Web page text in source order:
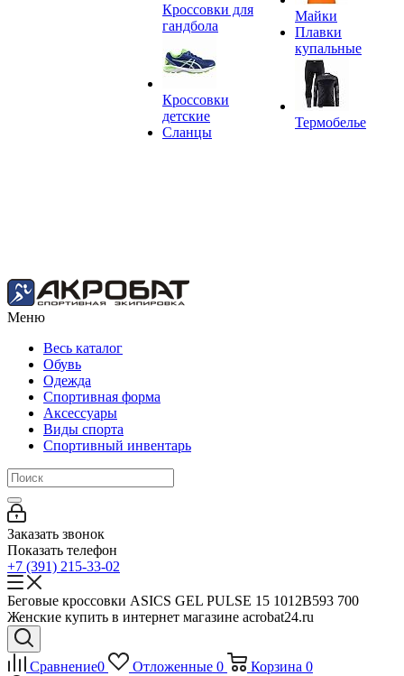
Кроссовки для
гандбола
Кроссовки
детские
Сланцы
Майки
Плавки
купальные
Термобелье
Меню
Весь каталог
Обувь
Одежда
Спортивная форма
Аксессуары
Виды спорта
Спортивный инвентарь
Заказать звонок
Показать телефон
+7 (391) 215-33-02
Беговые кроссовки ASICS GEL PULSE 15 1012B593 700
Женские купить в интернет магазине acrobat24.ru
Сравнение0 Отложенные 0 Корзина 0